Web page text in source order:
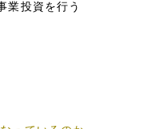
業投資を行う